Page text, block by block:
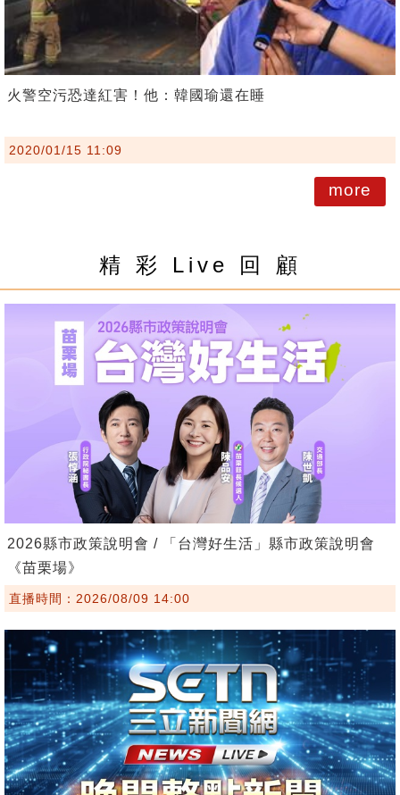
火警空污恐達紅害！他：韓國瑜還在睡
2020/01/15 11:09
more
精 彩 Live 回 顧
2026縣市政策說明會 / 「台灣好生活」縣市政策說明會
《苗栗場》
直播時間：2026/08/09 14:00